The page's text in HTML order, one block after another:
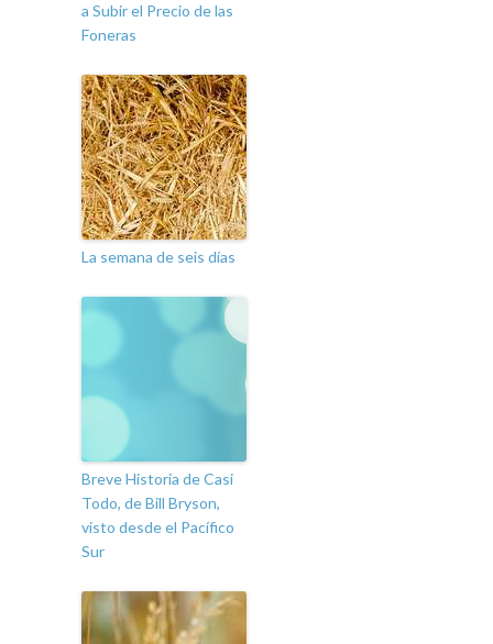
a Subir el Precio de las
Foneras
La semana de seis días
Breve Historia de Casi
Todo, de Bill Bryson,
visto desde el Pacífico
Sur